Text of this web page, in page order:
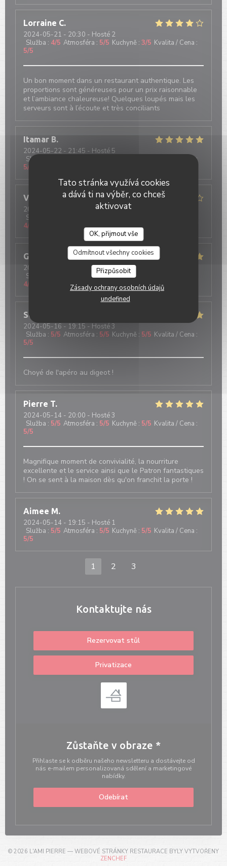
Tato stránka využívá cookies
a dává ti na výběr, co chceš
aktivovat
OK, přijmout vše
Odmítnout všechny cookies
Přizpůsobit
Zásady ochrany osobních údajů
undefined
Lorraine C
2024-05-21 - 20:30 - Hosté 2
Služba : 4/5 Atmosféra : 5/5 Kuchyně : 3/5 Kvalita / Cena :
5/5
Un bon moment dans un restaurant authentique. Les
proportions sont généreuses pour un prix raisonnable
et l’ambiance chaleureuse! Quelques loupés mais les
serveurs sont à l’écoute et très conciliants
Itamar B
2024-05-22 - 21:45 - Hosté 5
Služba
Kvalita / Cena:
5/5
Valeria
2024-05-18
- 21:00 - Hosté 6
Služba
4/5
Gabriele
2024-05-18
- 20:30 - Hosté 3
Služba
Atmosféra:5/5 Kuchyně
4/5
Sébastien
2024-05-16 - 19:15 - Hosté 3
Služba : 5/5 Atmosféra : 5/5 Kuchyně : 5/5 Kvalita / Cena :
5/5
Choyé de l'apéro au digeot !
Pierre T
2024-05-14 - 20:00 - Hosté 3
Služba : 5/5 Atmosféra : 5/5 Kuchyně : 5/5 Kvalita / Cena :
5/5
Magnifique moment de convivialité, la nourriture
excellente et le service ainsi que le Patron fantastiques
! On se sent à la maison dès qu'on franchit la porte !
Aimee M
2024-05-14 - 19:15 - Hosté 1
Služba : 5/5 Atmosféra : 5/5 Kuchyně : 5/5 Kvalita / Cena :
5/5
1 2 3
Kontaktujte nás
Rezervovat stůl
Privatizace
Zůstaňte v obraze *
Přihlaste se k odběru našeho newsletteru a dostávejte od
nás e-mailem personalizovaná sdělení a marketingové
nabídky.
Odebírat
© 2026 L'AMI PIERRE — WEBOVÉ STRÁNKY RESTAURACE BYLY VYTVOŘENY
ZENCHEF((OTEVŘE SE V NOVÉM OKNĚ))